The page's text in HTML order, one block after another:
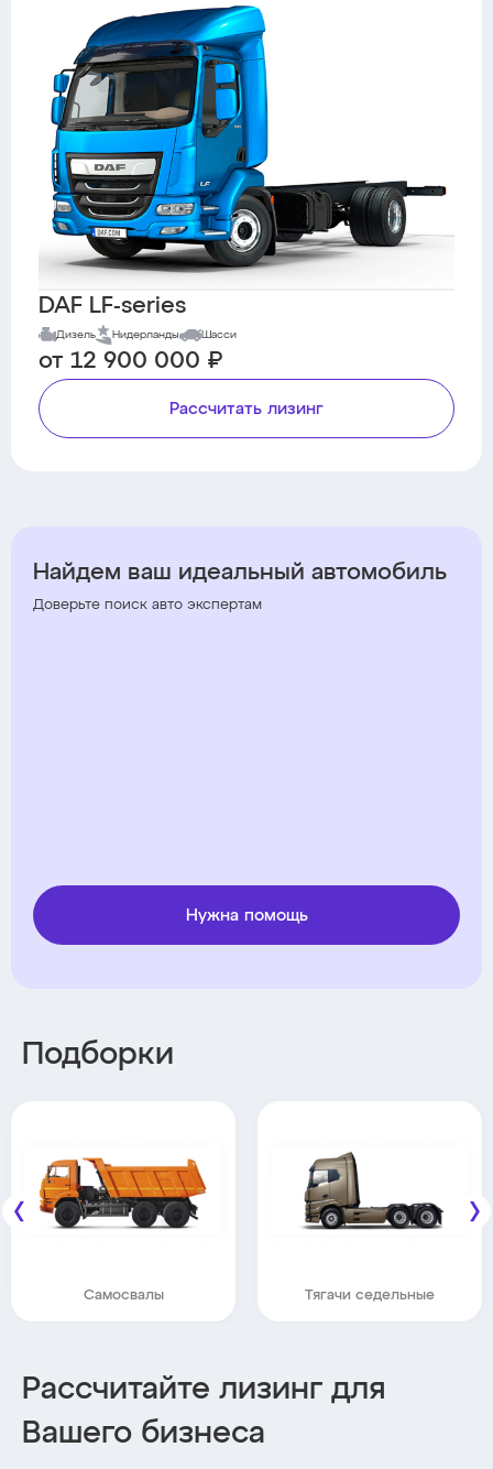
DAF LF-series
Дизель Нидерланды Шасси
от 12 900 000 ₽
Рассчитать лизинг
Найдем ваш идеальный автомобиль
Доверьте поиск авто экспертам
Нужна помощь
Подборки
Самосвалы Тягачи седельные
Рассчитайте лизинг для
Вашего бизнеса